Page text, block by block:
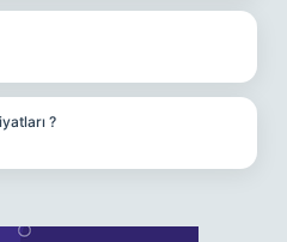
?